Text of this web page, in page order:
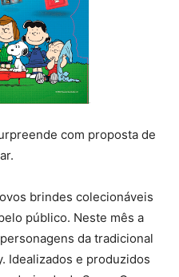
com proposta de
brindes colecionáveis
público. Neste mês a
da tradicional
Idealizados e produzidos